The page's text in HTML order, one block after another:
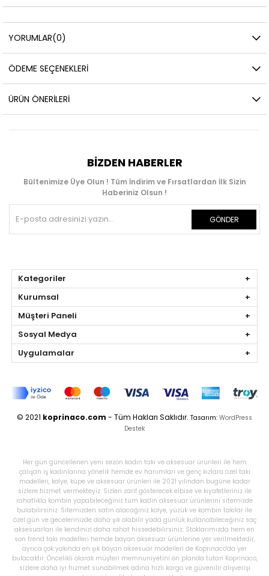
YORUMLAR(0)
ÖDEME SEÇENEKLERI
ÜRÜN ÖNERILERI
BIZDEN HABERLER
Bültenimize Üye Olun ! Tüm İndirim ve Fırsatlardan İlk Sizin
Haberiniz Olsun !
GÖNDER
Kategoriler
Kurumsal
Müşteri Paneli
Sosyal Medya
Uygulamalar
© 2021 koprinaco.com - Tüm Hakları Saklıdır. Tasarım: WordPress
Destek
Her gün güncellenen yeni sezon kadın takı ve aksesuar ürünleri ile hem
çalışan iş kadınlarına yönelik hemde ev hanımları ve genç kızlara özel takı
modelleri, kolye, küpe ve aksesuar ürünleri ile 2021 yılından bugüne kadar
sizlere hizmet vermekteyiz. Sizleri zarif gösterecek elbise ve kıyafetleriniz ile
rahatlıkla kombin yapabileceğiniz tüm kadın aksesuar ürünlerini sitemizde
bulabilirsiniz. Sitemizden satın alacağınız kolye, yüzük ve kombin takılar ile
özel gün ve gecelerinizde daha şık olabilir yada günlük kullanabileceğiniz saç
aksesuarları ile kendinizi daha rahat hissedebilirsiniz. Stoklarımızda hem en
son trend takı modelleri hemde bayan aksesuar ürünlerine yer verilmektedir,
ayrıca çok yakında en şık bayan aksesuar modelleri de Koprinaco'da yer
bulacaktır. Öncelikli olarak müşteri memnuniyetini ön planda tutan Koprinaco,
sizlere daha iyi hizmet sunabilmek adına hızlı kargo ve güvenilir alışverişi